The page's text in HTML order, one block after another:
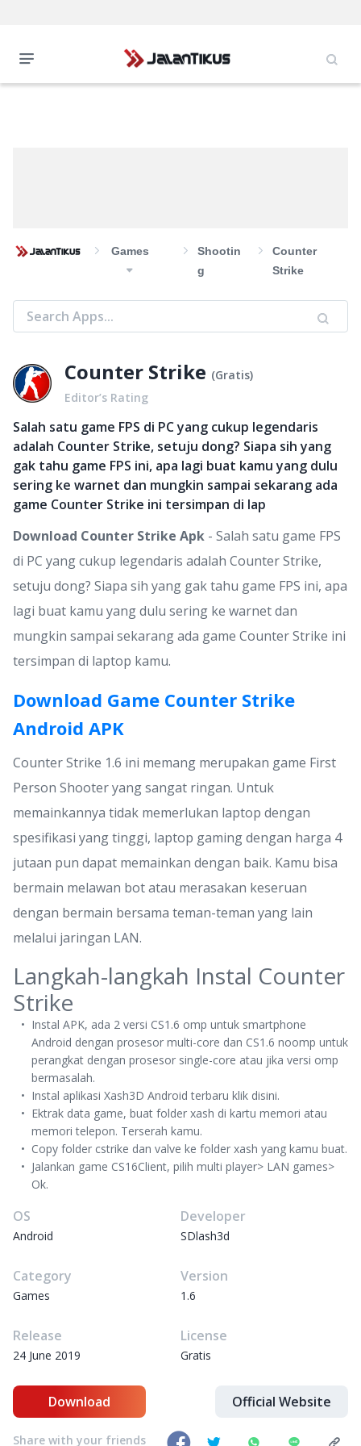
Games
Shootin
G
Counter
Strike
Counter Strike (Gratis)
Editor’s Rating
Salah satu game FPS di PC yang cukup legendaris
adalah Counter Strike, setuju dong? Siapa sih yang
gak tahu game FPS ini, apa lagi buat kamu yang dulu
sering ke warnet dan mungkin sampai sekarang ada
game Counter Strike ini tersimpan di lap
Download Counter Strike Apk - Salah satu game FPS
di PC yang cukup legendaris adalah Counter Strike,
setuju dong? Siapa sih yang gak tahu game FPS ini, apa
lagi buat kamu yang dulu sering ke warnet dan
mungkin sampai sekarang ada game Counter Strike ini
tersimpan di laptop kamu.
Download Game Counter Strike
Android APK
Counter Strike 1.6 ini memang merupakan game First
Person Shooter yang sangat ringan. Untuk
memainkannya tidak memerlukan laptop dengan
spesifikasi yang tinggi, laptop gaming dengan harga 4
jutaan pun dapat memainkan dengan baik. Kamu bisa
bermain melawan bot atau merasakan keseruan
dengan bermain bersama teman-teman yang lain
melalui jaringan LAN.
Langkah-langkah Instal Counter
Strike
Instal APK, ada 2 versi CS1.6 omp untuk smartphone
Android dengan prosesor multi-core dan CS1.6 noomp untuk
perangkat dengan prosesor single-core atau jika versi omp
bermasalah.
Instal aplikasi Xash3D Android terbaru klik disini.
Ektrak data game, buat folder xash di kartu memori atau
memori telepon. Terserah kamu.
Copy folder cstrike dan valve ke folder xash yang kamu buat.
Jalankan game CS16Client, pilih multi player> LAN games>
Ok.
OS
Android
Developer
SDlash3d
Category
Games
Version
1.6
Release
24 June 2019
License
Gratis
Download Official Website
Share with your friends